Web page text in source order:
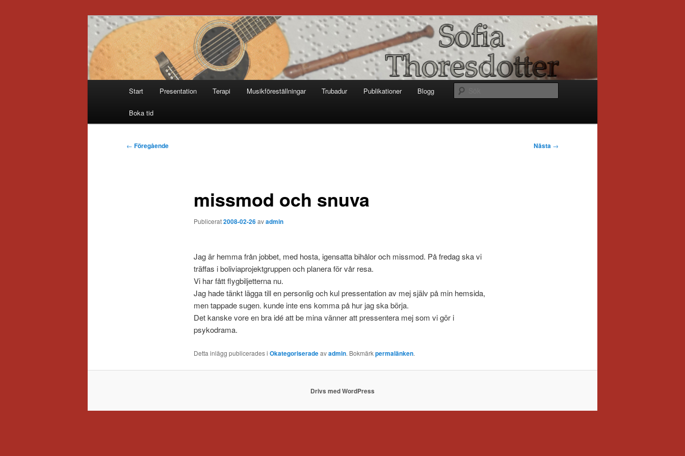
Sofia Thoresdotter
Start Presentation Terapi Musikföreställningar Trubadur Publikationer Blogg
Boka tid
Inläggsnavigering
← Föregående Nästa →
missmod och snuva
Publicerat2008-02-26avadmin
Jag är hemma från jobbet, med hosta, igensatta bihålor och missmod. På fredag ska vi
träffas i boliviaprojektgruppen och planera för vår resa.
Vi har fått flygbiljetterna nu.
Jag hade tänkt lägga till en personlig och kul pressentation av mej själv på min hemsida,
men tappade sugen. kunde inte ens komma på hur jag ska börja.
Det kanske vore en bra idé att be mina vänner att pressentera mej som vi gör i
psykodrama.
Detta inlägg publicerades i Okategoriseradeavadmin. Bokmärkpermalänken.
Drivs med WordPress